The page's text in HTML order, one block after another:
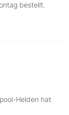
bestellt.
Helden hat